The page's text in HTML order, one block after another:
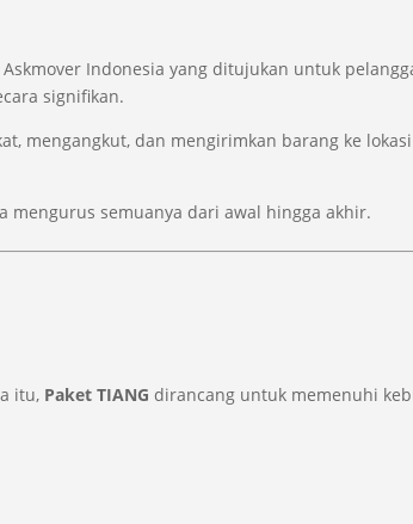
Indonesia yang ditujukan untuk
signifikan.
mengangkut, dan mengirimkan barang ke
mengurus semuanya dari awal hingga akhir.
itu, Paket TIANG dirancang untuk memenuhi